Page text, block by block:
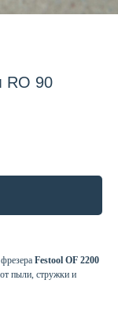
RO 90
Festool OF 2200
пыли, стружки и